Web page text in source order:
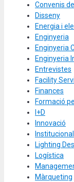
Convenis
Disseny
Energia i
Enginyeria
Enginyeria
Enginyeria
Entrevistes
Facility
Finances
Formació
I+D
Innovació
Institucional
Lighting
Logística
Màrqueting